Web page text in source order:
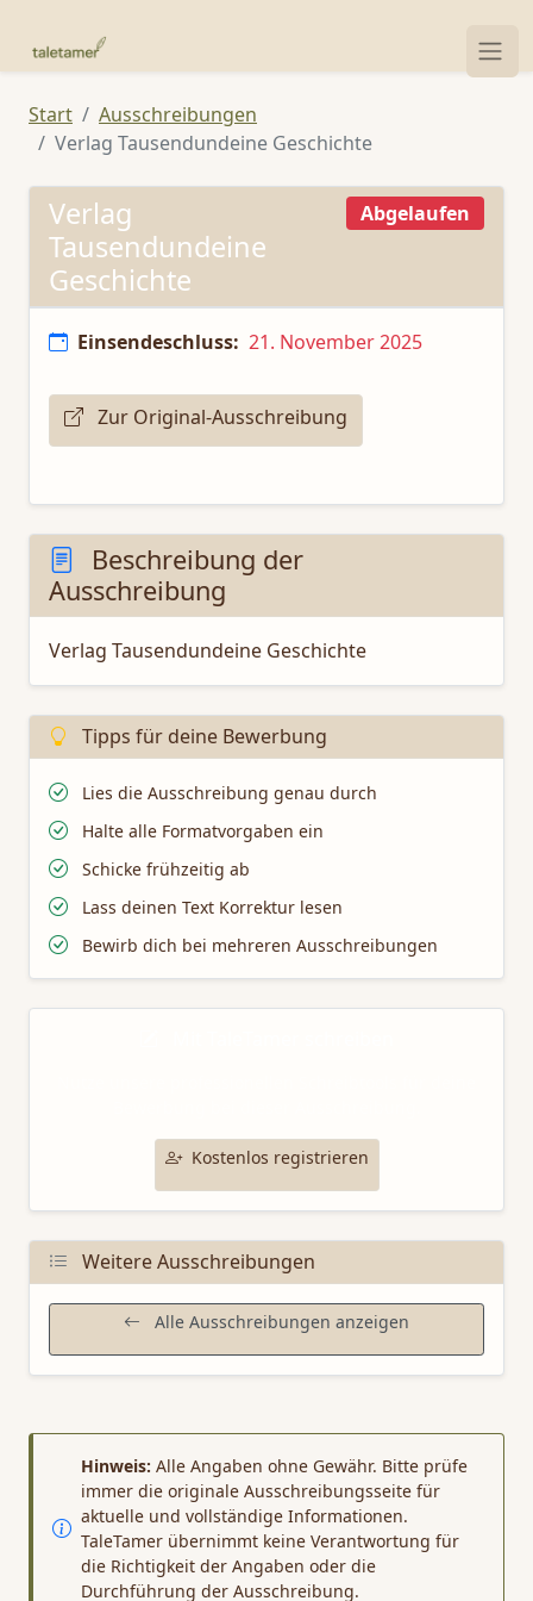
Start
Ausschreibungen
Verlag Tausendundeine Geschichte
Verlag
Tausendundeine
Geschichte
Abgelaufen
Einsendeschluss: 21. November 2025
Zur Original-Ausschreibung
Beschreibung der
Ausschreibung
Verlag Tausendundeine Geschichte
Tipps für deine Bewerbung
Lies die Ausschreibung genau durch
Halte alle Formatvorgaben ein
Schicke frühzeitig ab
Lass deinen Text Korrektur lesen
Bewirb dich bei mehreren Ausschreibungen
Kostenlos registrieren
Weitere Ausschreibungen
Alle Ausschreibungen anzeigen
Hinweis: Alle Angaben ohne Gewähr. Bitte prüfe
immer die originale Ausschreibungsseite für
aktuelle und vollständige Informationen.
TaleTamer übernimmt keine Verantwortung für
die Richtigkeit der Angaben oder die
Durchführung der Ausschreibung.